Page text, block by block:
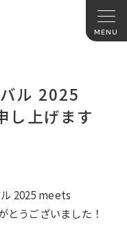
ル 2025
し上げます
2025 meets
とうございました！